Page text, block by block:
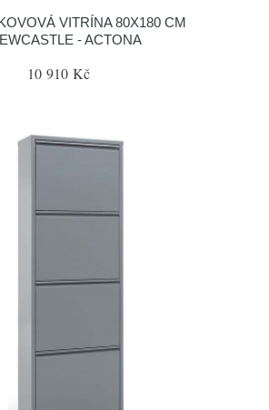
VITRÍNA 80X180 CM
- ACTONA
10 910 Kč